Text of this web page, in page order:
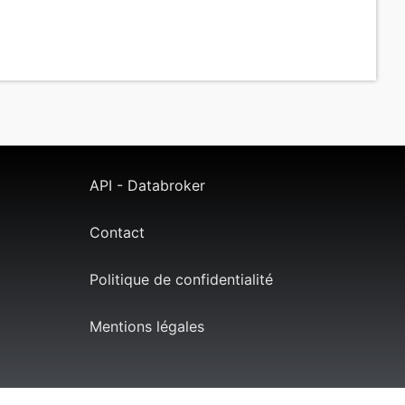
API - Databroker
Contact
Politique de confidentialité
Mentions légales